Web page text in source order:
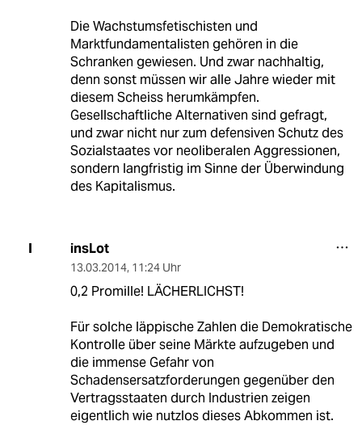
Die Wachstumsfetischisten und
Marktfundamentalisten gehören in die
Schranken gewiesen. Und zwar nachhaltig,
denn sonst müssen wir alle Jahre wieder mit
diesem Scheiss herumkämpfen.
Gesellschaftliche Alternativen sind gefragt,
und zwar nicht nur zum defensiven Schutz des
Sozialstaates vor neoliberalen Aggressionen,
sondern langfristig im Sinne der Überwindung
des Kapitalismus.
I insLot
13.03.2014, 11:24 Uhr
0,2 Promille! LÄCHERLICHST!
Für solche läppische Zahlen die Demokratische
Kontrolle über seine Märkte aufzugeben und
die immense Gefahr von
Schadensersatzforderungen gegenüber den
Vertragsstaaten durch Industrien zeigen
eigentlich wie nutzlos dieses Abkommen ist.